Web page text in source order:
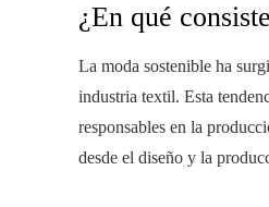
¿En qué
La moda sostenible ha
industria textil. Esta
responsables en la
desde el diseño y la